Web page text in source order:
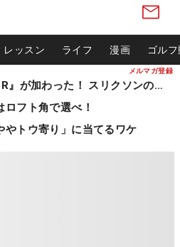
メルマガ登録
レッスン ライフ 漫画 ゴル
『4』が消え『R』が加わった！ スリクソンの新作
フト角で選べ！
やトウ寄り」に当てるワケ